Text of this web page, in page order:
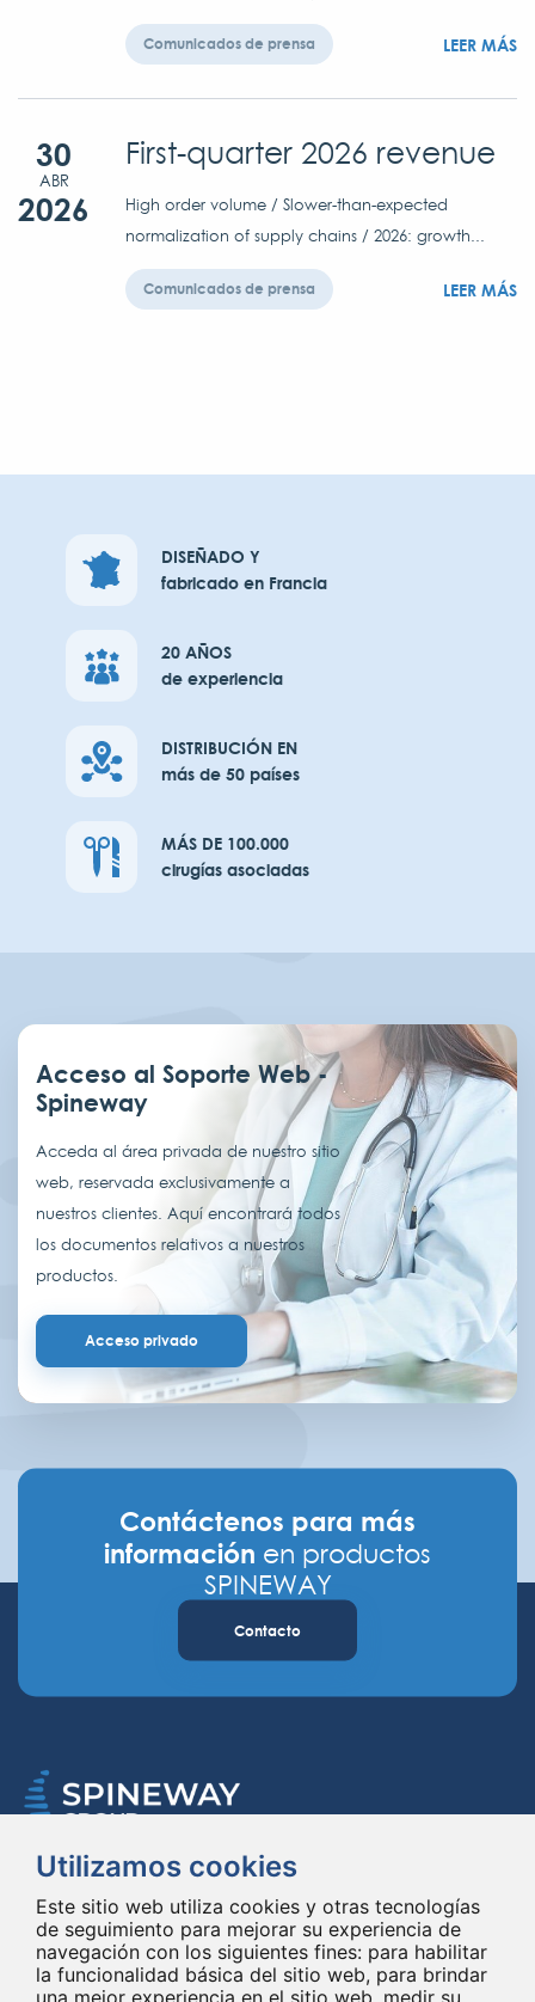
Utilizamos cookies
Este sitio web utiliza cookies y otras tecnologías
de seguimiento para mejorar su experiencia de
navegación con los siguientes fines: para habilitar
la funcionalidad básica del sitio web, para brindar
una mejor experiencia en el sitio web medir su
Comunicados de prensa LEER MÁS
30
ABR
2026
First-quarter 2026 revenue
High order volume / Slower-than-expected
normalization of supply chains / 2026: growth...
Comunicados de prensa LEER MÁS
DISEÑADO Y
fabricado en Francia
20 AÑOS
de experiencia
DISTRIBUCIÓN EN
más de 50 países
MÁS DE 100.000
cirugías asociadas
Acceso al Soporte Web -
Spineway
Acceda al área privada de nuestro sitio
web, reservada exclusivamente a
nuestros clientes. Aquí encontrará todos
los documentos relativos a nuestros
productos.
Acceso privado
Contáctenos para más
información en productos
SPINEWAY
Contacto
Spineway diseña y suministra innovadores implantes e instrumentales
en todo el mundo desde hace 20 años.